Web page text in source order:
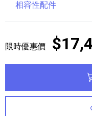
相容性配件
限時優惠價